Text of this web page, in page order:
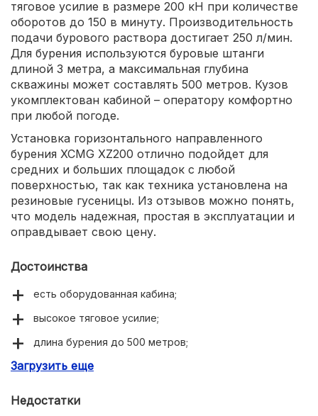
тяговое усилие в размере 200 кН при количестве
оборотов до 150 в минуту. Производительность
подачи бурового раствора достигает 250 л/мин.
Для бурения используются буровые штанги
длиной 3 метра, а максимальная глубина
скважины может составлять 500 метров. Кузов
укомплектован кабиной – оператору комфортно
при любой погоде.
Установка горизонтального направленного
бурения XCMG XZ200 отлично подойдет для
средних и больших площадок с любой
поверхностью, так как техника установлена на
резиновые гусеницы. Из отзывов можно понять,
что модель надежная, простая в эксплуатации и
оправдывает свою цену.
Достоинства
есть оборудованная кабина;
высокое тяговое усилие;
длина бурения до 500 метров;
не самая высокая стоимость.
Загрузить еще
Недостатки